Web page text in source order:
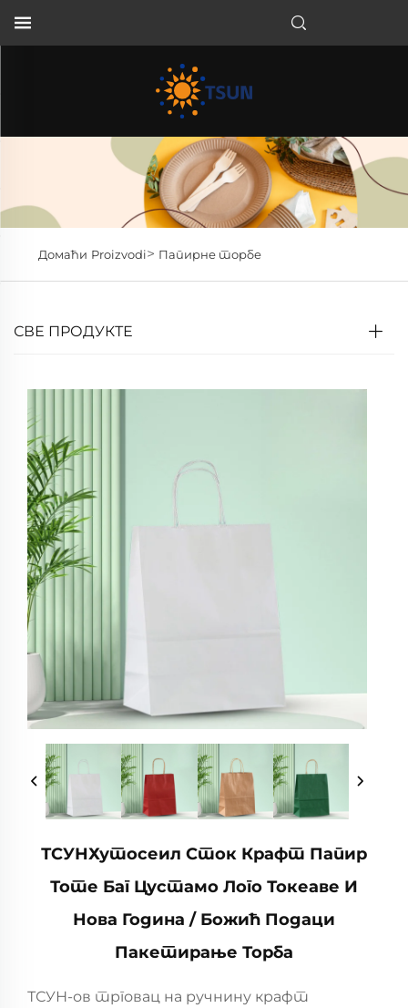
Домаћи Proizvodi> Папирне торбе
СВЕ ПРОДУКТЕ
ТСУНХутосеил Сток Крафт Папир
Тоте Баг Цустамо Лого Токеаве И
Нова Година / Божић Подаци
Пакетирање Торба
ТСУН-ов трговац на ручнину крафт